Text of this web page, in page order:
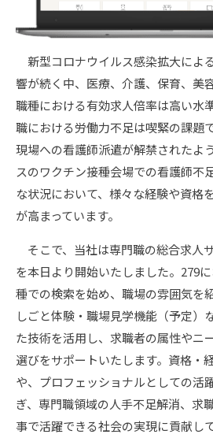
新型コロナウイルス感染拡大によ
響が続く中、医療、介護、保育、美
職種における有効求人倍率は高い水
職における労働力不足は喫緊の課題
現場への看護師派遣が解禁されたよ
スのワクチン接種会場での看護師不
な状況において、様々な経験や資格
が高まっています。
そこで、当社は専門職の総合求人
を本日より開始いたしました。279
種での検索を始め、職場の雰囲気を
しごと体験・職場見学機能（予定）
た技術を活用し、求職者の属性やニ
選びをサポートいたします。資格・
や、プロフェッショナルとしての活
ぎ、専門職領域の人手不足解消、求
事で活躍できる社会の実現に貢献し